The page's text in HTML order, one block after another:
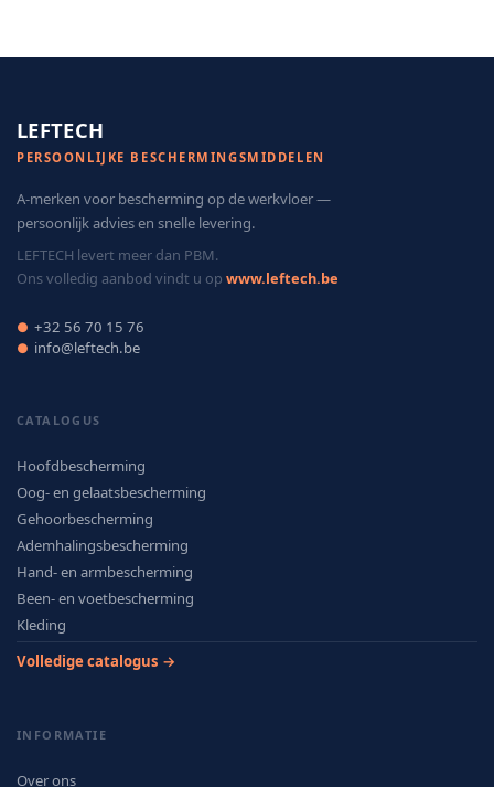
LEFTECH
PERSOONLIJKE BESCHERMINGSMIDDELEN
A-merken voor bescherming op de werkvloer —
persoonlijk advies en snelle levering.
LEFTECH levert meer dan PBM.
Ons volledig aanbod vindt u op www.leftech.be
● +32 56 70 15 76
● info@leftech.be
CATALOGUS
Hoofdbescherming
Oog- en gelaatsbescherming
Gehoorbescherming
Ademhalingsbescherming
Hand- en armbescherming
Been- en voetbescherming
Kleding
Volledige catalogus →
INFORMATIE
Over ons